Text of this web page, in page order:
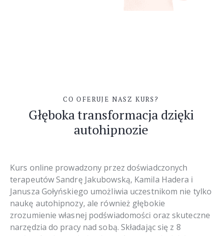
CO OFERUJE NASZ KURS?
Głęboka transformacja dzięki
autohipnozie
Kurs online prowadzony przez doświadczonych
terapeutów Sandrę Jakubowską, Kamila Hadera i
Janusza Gołyńskiego umożliwia uczestnikom nie tylko
naukę autohipnozy, ale również głębokie
zrozumienie własnej podświadomości oraz skuteczne
narzędzia do pracy nad sobą. Składając się z 8